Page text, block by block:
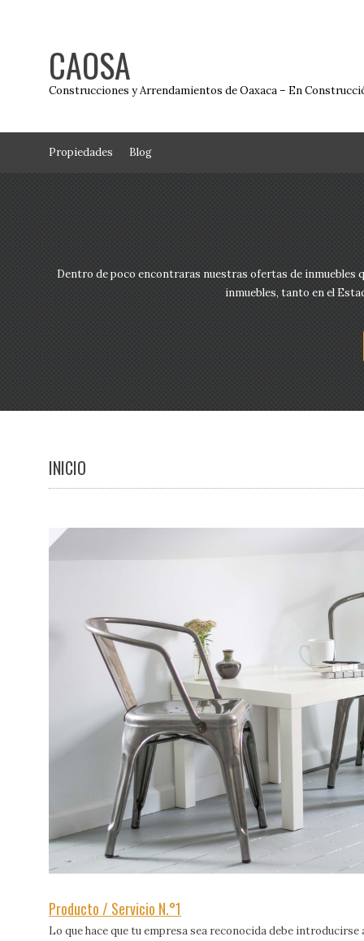
CAOSA
Construcciones y Arrendamientos de Oaxaca – En
Propiedades Blog
Dentro de poco encontraras nuestras ofertas de inmuebles
inmuebles, tanto en el
INICIO
Producto / Servicio N.°1
Lo que hace que tu empresa sea reconocida debe introducirse